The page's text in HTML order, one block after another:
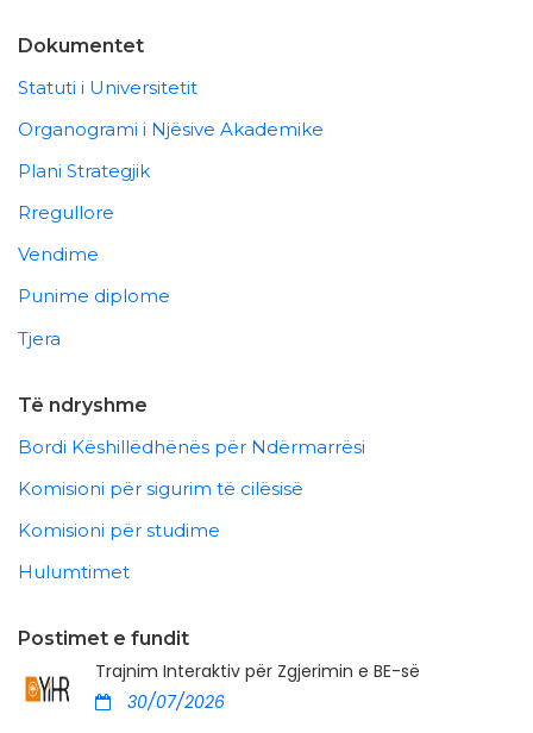
Dokumentet
Statuti i Universitetit
Organogrami i Njësive Akademike
Plani Strategjik
Rregullore
Vendime
Punime diplome
Tjera
Të ndryshme
Bordi Këshillëdhënës për Ndërmarrësi
Komisioni për sigurim të cilësisë
Komisioni për studime
Hulumtimet
Postimet e fundit
Trajnim Interaktiv për Zgjerimin e BE-së
30/07/2026